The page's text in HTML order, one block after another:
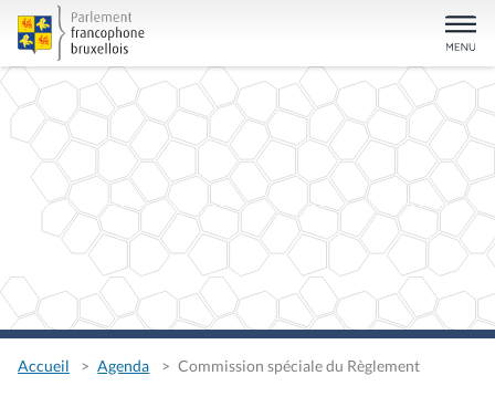
Accueil Agenda Commission spéciale du Règlement